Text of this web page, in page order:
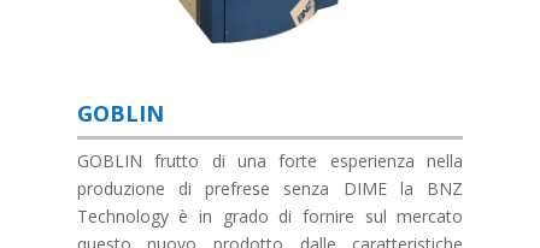
GOBLIN
GOBLIN frutto di una forte esperienza nella
produzione di prefrese senza DIME la BNZ
Technology è in grado di fornire sul mercato